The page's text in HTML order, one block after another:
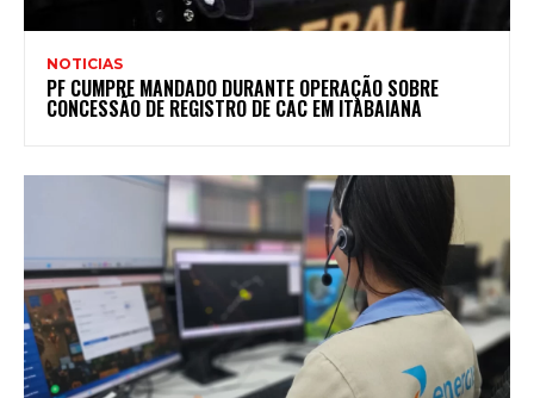
NOTICIAS
PF CUMPRE MANDADO DURANTE OPERAÇÃO SOBRE
CONCESSÃO DE REGISTRO DE CAC EM ITABAIANA